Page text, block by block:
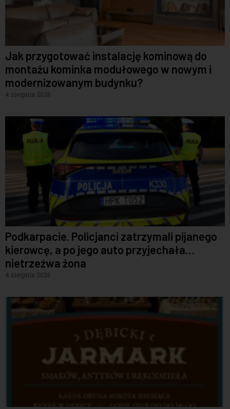
Jak przygotować instalację kominową do
montażu kominka modułowego w nowym i
modernizowanym budynku?
4 sierpnia 2026
Podkarpacie. Policjanci zatrzymali pijanego
kierowcę, a po jego auto przyjechała…
nietrzeźwa żona
4 sierpnia 2026